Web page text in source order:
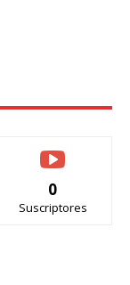
0
Suscriptores